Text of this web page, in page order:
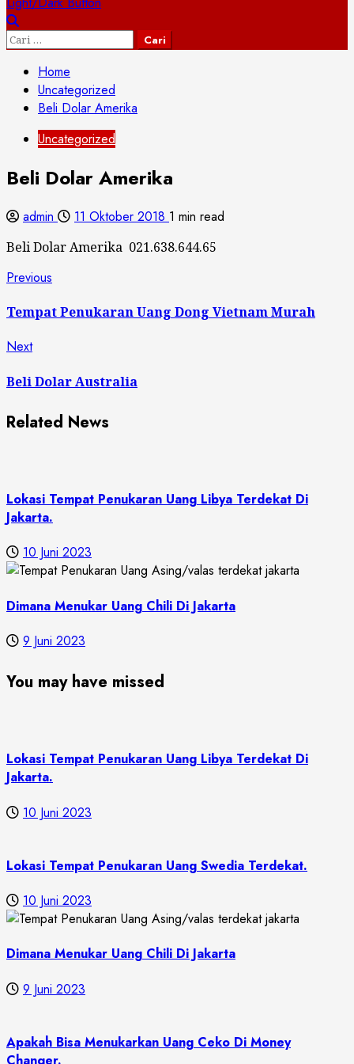
Cari
Home
Uncategorized
Beli Dolar Amerika
Uncategorized
Beli Dolar Amerika
admin 11 Oktober 2018 1 min read
Beli Dolar Amerika 021.638.644.65
Continue
Reading
Previous
Tempat Penukaran Uang Dong Vietnam Murah
NextNext
Beli Dolar Australia
Related News
Lokasi Tempat Penukaran Uang Libya Terdekat Di
Jakarta.
10 Juni 2023
Dimana Menukar Uang Chili Di Jakarta
9 Juni 2023
You may have missed
Lokasi Tempat Penukaran Uang Libya Terdekat Di
Jakarta.
10 Juni 2023
Lokasi Tempat Penukaran Uang Swedia Terdekat.
10 Juni 2023
Dimana Menukar Uang Chili Di Jakarta
9 Juni 2023
Apakah Bisa Menukarkan Uang Ceko Di Money